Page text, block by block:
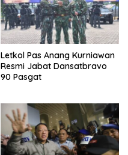
Letkol Pas Anang Kurniawan
Resmi Jabat Dansatbravo
90 Pasgat